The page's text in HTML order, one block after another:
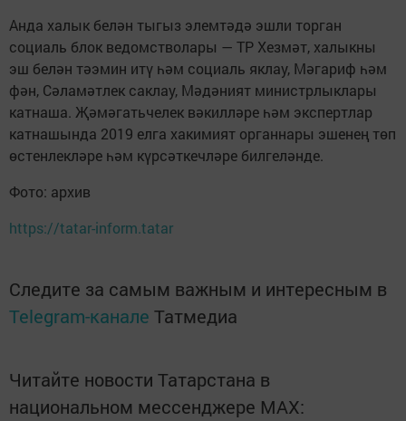
Анда халык белән тыгыз элемтәдә эшли торган
социаль блок ведомстволары — ТР Хезмәт, халыкны
эш белән тәэмин итү һәм социаль яклау, Мәгариф һәм
фән, Сәламәтлек саклау, Мәдәният министрлыклары
катнаша. Җәмәгатьчелек вәкилләре һәм экспертлар
катнашында 2019 елга хакимият органнары эшенең төп
өстенлекләре һәм күрсәткечләре билгеләнде.
Фото: архив
https://tatar-inform.tatar
Следите за самым важным и интересным в
Telegram-канале Татмедиа
Читайте новости Татарстана в
национальном мессенджере MАХ: